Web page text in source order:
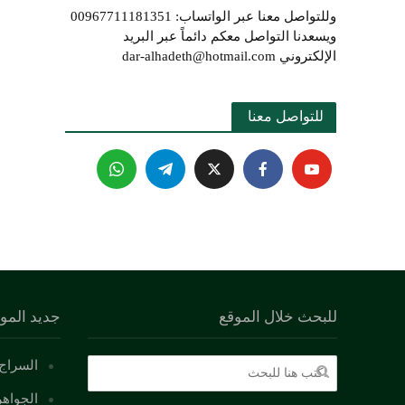
وللتواصل معنا عبر الواتساب: 00967711181351
ويسعدنا التواصل معكم دائماً عبر البريد
الإلكتروني dar-alhadeth@hotmail.com
للتواصل معنا
جديد للبحث خلال الموقع